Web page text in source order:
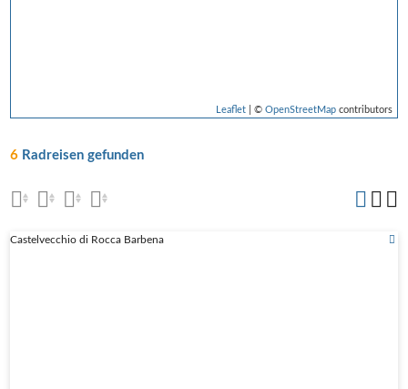
Leaflet| © OpenStreetMapcontributors
6 Radreisen gefunden
Castelvecchio di Rocca Barbena